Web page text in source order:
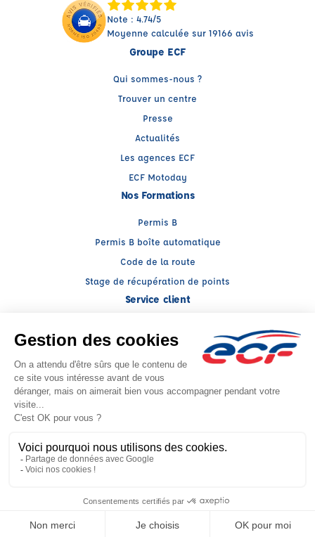
Note : 4.74/5
Moyenne calculée sur 19166 avis
Groupe ECF
Qui sommes-nous ?
Trouver un centre
Presse
Actualités
Les agences ECF
ECF Motoday
Nos Formations
Permis B
Permis B boîte automatique
Code de la route
Stage de récupération de points
Service client
My ECF
Conseils